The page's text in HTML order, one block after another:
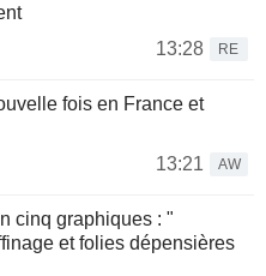
13:28
RE
fois en France et
13:21
AW
cinq graphiques : "
et folies dépensières